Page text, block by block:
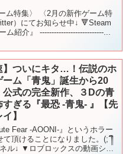
ム特集〉 〈2月の新作ゲーム特
）にてお知らせ中↓ 🔻Steam
紹介』 ---------------------------...
】ついにキタ…！伝説のホ
ーム「青鬼」誕生から20
式の完全新作、３Dの青
すぎる『最恐 -青鬼- 』【先
】
Fear -AOONI-』というホラー
頂けることになりました。(;´༎ຶ
ル↓ ▼ロブロックスの動画シ